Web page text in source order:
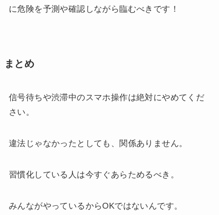
に危険を予測や確認しながら臨むべきです！
まとめ
信号待ちや渋滞中のスマホ操作は絶対にやめてくだ
さい。
違法じゃなかったとしても、関係ありません。
習慣化している人は今すぐあらためるべき。
みんながやっているからOKではないんです。